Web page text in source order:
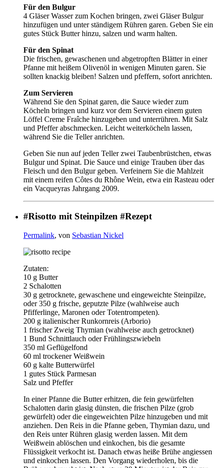
Für den Bulgur
4 Gläser Wasser zum Kochen bringen, zwei Gläser Bulgur
hinzufügen und unter ständigem Rühren garen. Geben Sie ein
gutes Stück Butter hinzu, salzen und warm halten.
Für den Spinat
Die frischen, gewaschenen und abgetropften Blätter in einer
Pfanne mit heißem Olivenöl in wenigen Minuten garen. Sie
sollten knackig bleiben! Salzen und pfeffern, sofort anrichten.
Zum Servieren
Während Sie den Spinat garen, die Sauce wieder zum
Köcheln bringen und kurz vor dem Servieren einem guten
Löffel Creme Fraîche hinzugeben und unterrühren. Mit Salz
und Pfeffer abschmecken. Leicht weiterköcheln lassen,
während Sie die Teller anrichten.
Geben Sie nun auf jeden Teller zwei Taubenbrüstchen, etwas
Bulgur und Spinat. Die Sauce und einige Trauben über das
Fleisch und den Bulgur geben. Verfeinern Sie die Mahlzeit
mit einem reifen Côtes du Rhône Wein, etwa ein Rasteau oder
ein Vacqueyras Jahrgang 2009.
#Risotto mit Steinpilzen #Rezept
Permalink, von Sebastian Nickel
Zutaten:
10 g Butter
2 Schalotten
30 g getrocknete, gewaschene und eingeweichte Steinpilze,
oder 350 g frische, geputzte Pilze (wahlweise auch
Pfifferlinge, Maronen oder Totentrompeten).
200 g italienischer Runkornreis (Arborio)
1 frischer Zweig Thymian (wahlweise auch getrocknet)
1 Bund Schnittlauch oder Frühlingszwiebeln
350 ml Geflügelfond
60 ml trockener Weißwein
60 g kalte Butterwürfel
1 gutes Stück Parmesan
Salz und Pfeffer
In einer Pfanne die Butter erhitzen, die fein gewürfelten
Schalotten darin glasig dünsten, die frischen Pilze (grob
gewürfelt) oder die eingeweichten Pilze hinzugeben und mit
anziehen. Den Reis in die Pfanne geben, Thymian dazu, und
den Reis unter Rühren glasig werden lassen. Mit dem
Weißwein ablöschen und einkochen, bis die gesamte
Flüssigkeit verkocht ist. Danach etwas heiße Brühe angiessen
und einkochen lassen. Den Vorgang wiederholen, bis die